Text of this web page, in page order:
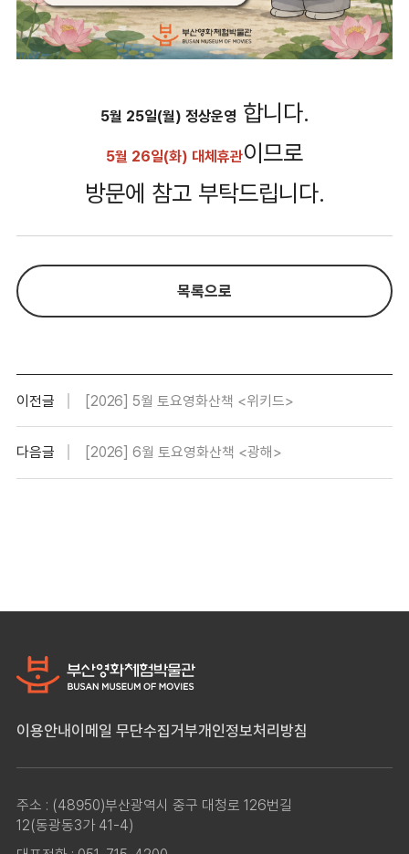
5월 25일(월) 정상운영 합니다.
5월 26일(화) 대체휴관이므로
방문에 참고 부탁드립니다.
목록으로
이전글 [2026] 5월 토요영화산책 <위키드>
다음글 [2026] 6월 토요영화산책 <광해>
이용안내이메일 무단수집거부개인정보처리방침
주소 : (48950)부산광역시 중구 대청로 126번길
12(동광동3가 41-4)